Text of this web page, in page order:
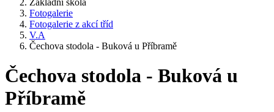
Fotogalerie
Fotogalerie z akcí tříd
V.A
Čechova stodola - Buková u Příbramě
Čechova stodola - Buková u
Příbramě